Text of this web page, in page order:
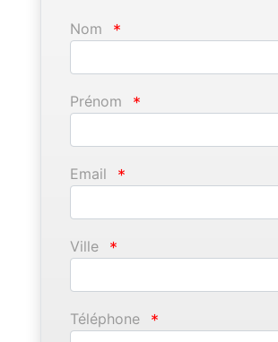
Nom *
Prénom *
Email *
Ville *
Téléphone *